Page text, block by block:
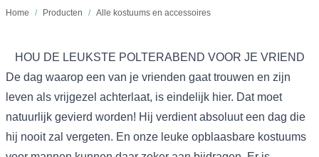
Home / Producten / Alle kostuums en accessoires
HOU DE LEUKSTE POLTERABEND VOOR JE VRIEND
De dag waarop een van je vrienden gaat trouwen en zijn
leven als vrijgezel achterlaat, is eindelijk hier. Dat moet
natuurlijk gevierd worden! Hij verdient absoluut een dag die
hij nooit zal vergeten. En onze leuke opblaasbare kostuums